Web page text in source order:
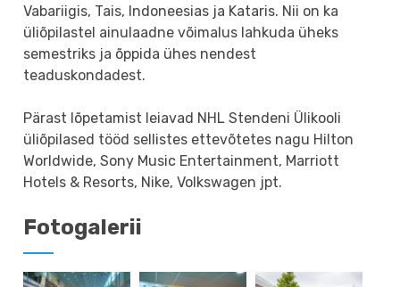
Vabariigis, Tais, Indoneesias ja Kataris. Nii on ka
üliõpilastel ainulaadne võimalus lahkuda üheks
semestriks ja õppida ühes nendest
teaduskondadest.
Pärast lõpetamist leiavad NHL Stendeni Ülikooli
üliõpilased tööd sellistes ettevõtetes nagu Hilton
Worldwide, Sony Music Entertainment, Marriott
Hotels & Resorts, Nike, Volkswagen jpt.
Fotogalerii